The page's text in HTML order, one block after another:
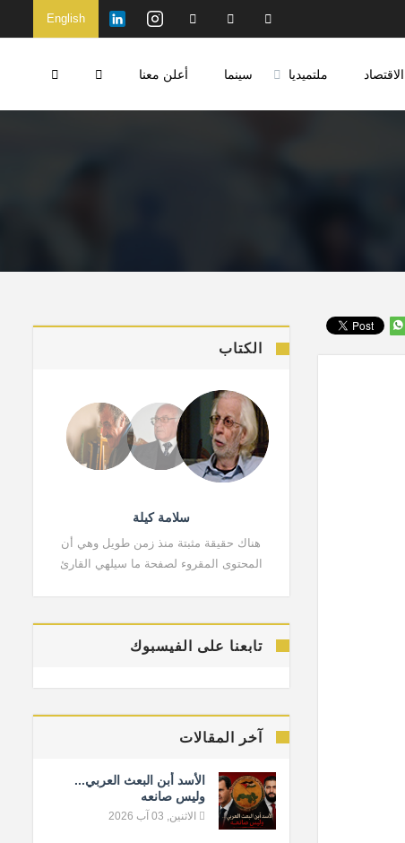
English
الاقتصاد ملتميديا سينما أعلن معنا
الكتاب
سلامة كيلة
هناك حقيقة مثبتة منذ زمن طويل وهي أن
المحتوى المقروء لصفحة ما سيلهي القارئ
تابعنا على الفيسبوك
آخر المقالات
الأسد أبن البعث العربي...
وليس صانعه
الاثنين, 03 آب 2026